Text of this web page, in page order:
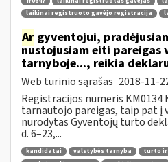
laikinai registruoto gavėjo registracija
Ar gyventojui,
nustojusiam eiti pareigas
tarnyboje..., reikia
Web turinio sąrašas 2018-11-
Registracijos numeris KM0134
tarnautojo pareigas, taip pat į
nurodytas Gyventojų turto
d. 6–23,...
kandidatai valstybės tarnyba
turto ir